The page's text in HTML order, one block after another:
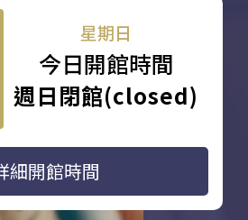
星期日
今日開館時間
週日閉館(closed)
細開館時間